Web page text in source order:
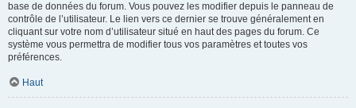
base de données du forum. Vous pouvez les modifier depuis le panneau de
contrôle de l’utilisateur. Le lien vers ce dernier se trouve généralement en
cliquant sur votre nom d’utilisateur situé en haut des pages du forum. Ce
système vous permettra de modifier tous vos paramètres et toutes vos
préférences.
Haut